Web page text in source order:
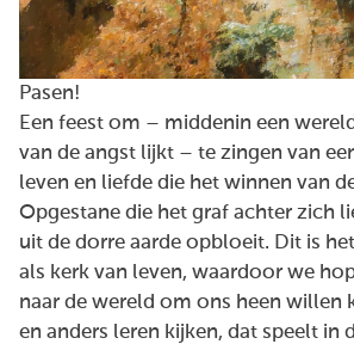
Pasen!
Een feest om – middenin een
van de angst lijkt – te zingen van
leven en liefde die het winnen van
Opgestane die het graf achter zich
uit de dorre aarde opbloeit. Dit is
als kerk van leven, waardoor we
naar de wereld om ons heen willen
en anders leren kijken, dat speelt in